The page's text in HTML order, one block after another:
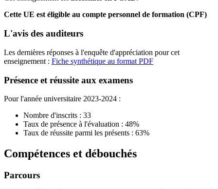
Cette UE est éligible au compte personnel de formation (CPF)
L'avis des auditeurs
Les dernières réponses à l'enquête d'appréciation pour cet
enseignement : Fiche synthétique au format PDF
Présence et réussite aux examens
Pour l'année universitaire 2023-2024 :
Nombre d'inscrits : 33
Taux de présence à l'évaluation : 48%
Taux de réussite parmi les présents : 63%
Compétences et débouchés
Parcours